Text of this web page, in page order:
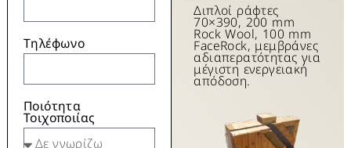
Τηλέφωνο
Ποιότητα
Τοιχοποιίας
Διπλοί ράφτες
70×390, 200 mm
Rock Wool, 100 mm
FaceRock, μεμβράνες
αδιαπερατότητας για
μέγιστη ενεργειακή
απόδοση.